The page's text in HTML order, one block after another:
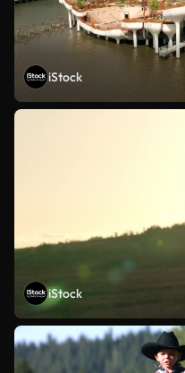
iStock
iStock